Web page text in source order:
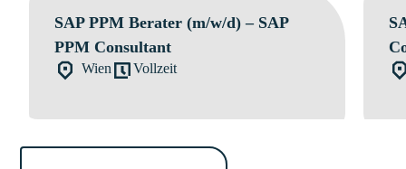
SAP PPM Berater (m/w/d) – SAP
PPM Consultant
Wien Vollzeit